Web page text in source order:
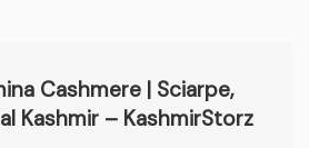
Cashmere | Sciarpe,
Kashmir – KashmirStorz